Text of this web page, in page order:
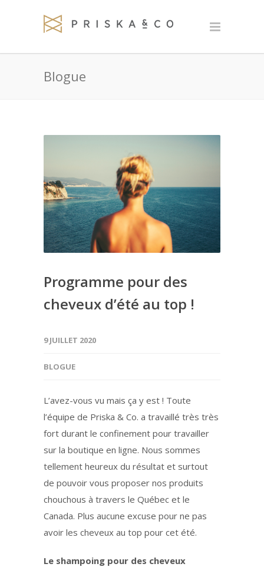
Blogue
Programme pour des
cheveux d’été au top !
9 JUILLET 2020
BLOGUE
L’avez-vous vu mais ça y est ! Toute
l’équipe de Priska & Co. a travaillé très très
fort durant le confinement pour travailler
sur la boutique en ligne. Nous sommes
tellement heureux du résultat et surtout
de pouvoir vous proposer nos produits
chouchous à travers le Québec et le
Canada. Plus aucune excuse pour ne pas
avoir les cheveux au top pour cet été.
Le shampoing pour des cheveux